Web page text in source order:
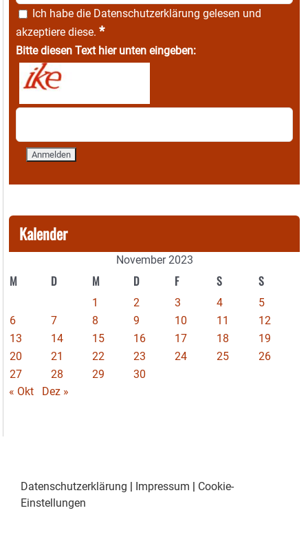
Ich habe die Datenschutzerklärung gelesen und
akzeptiere diese. *
Bitte diesen Text hier unten eingeben:
Kalender
November 2023
M D M D F S S
1 2 3 4
5
6
7 8 9 10 11
12
13
14 15 16 17 18
19
20
21 22 23 24 25
26
27
28 29
30
« Okt
Dez »
Datenschutzerklärung Impressum
Cookie-
Einstellungen